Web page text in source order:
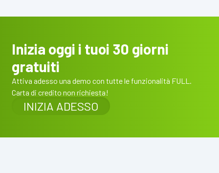
Inizia oggi i tuoi 30 giorni
gratuiti
Attiva adesso una demo con tutte le funzionalità FULL.
Carta di credito non richiesta!
INIZIA ADESSO